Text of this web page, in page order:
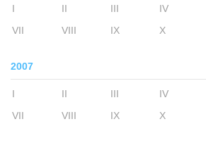
I II III IV
VII
VIII IX X
2007
I II III IV
VII
VIII IX X